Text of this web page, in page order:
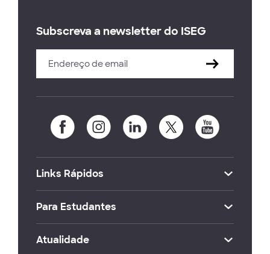
Subscreva a newsletter do ISEG
Links Rápidos
Para Estudantes
Atualidade